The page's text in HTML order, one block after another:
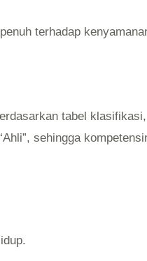
terhadap
tabel
sehingga